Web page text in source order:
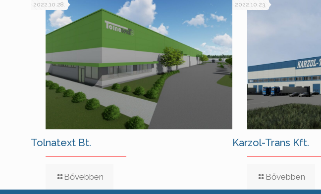
2022.10.28.
Tolnatext Bt.
Bővebben
2022.10.23.
Karzol-Trans Kft.
Bővebben